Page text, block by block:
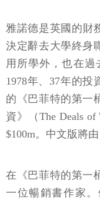
雅諾德是英國的財
決定辭去大學終身
用所學外，也在過
1978年、37年的投
的《巴菲特的第一
資》（The Deals of
$100m。中文版將
在《巴菲特的第一
一位暢銷書作家。